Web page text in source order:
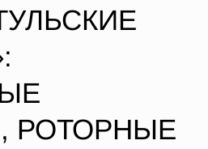
РОТОРНЫЕ